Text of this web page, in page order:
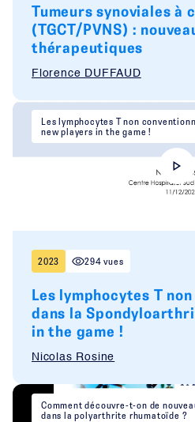
Tumeurs synoviales à
(TGCT/PVNS) :
thérapeutiques
Florence DUFFAUD
Les lymphocytes T non
new players in the game !
2023 294 vues
Les lymphocytes T
dans la
in the game !
Nicolas Rosine
Comment découvre-t-on de
dans la polyarthrite rhumatoïde ?